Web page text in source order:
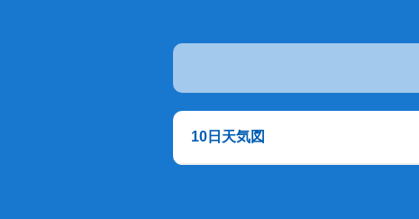
10日天気図